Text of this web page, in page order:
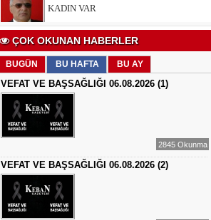
EĞİTİMCİ - ŞAİR : FEVZİ ÖZDEMİR
EDEP
ŞAİR : SELAMİ DOLU
ŞİİRLERİN HER SATIRINDA SEN VARSIN
EĞİTİMCİ - YAZAR : MEHMET
YILMAZ
HIZIR VE İLYAS: UMUDUN, BEREKETİN
VE YENİDEN DOĞUŞUN BULUŞMASI
ÇOK OKUNAN HABERLER
BUGÜN BU HAFTA BU AY
VEFAT VE BAŞSAĞLIĞI 06.08.2026 (1)
2845 Okunma
VEFAT VE BAŞSAĞLIĞI 06.08.2026 (2)